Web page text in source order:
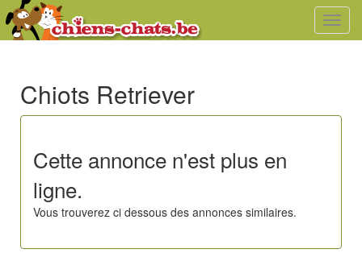
Chiots Retriever
Cette annonce n'est plus en
ligne.
Vous trouverez ci dessous des annonces similaires.